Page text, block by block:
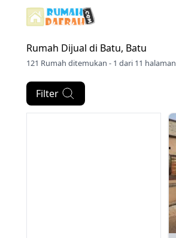
Rumah Dijual di Batu, Batu
121 Rumah ditemukan - 1 dari 11 halaman
Filter